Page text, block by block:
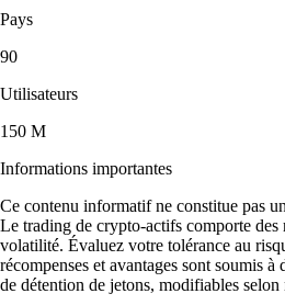
Pays
90
Utilisateurs
150 M
Informations importantes
Ce contenu informatif ne constitue pas
Le trading de crypto-actifs comporte des
volatilité. Évaluez votre tolérance au
récompenses et avantages sont soumis
de détention de jetons, modifiables selon